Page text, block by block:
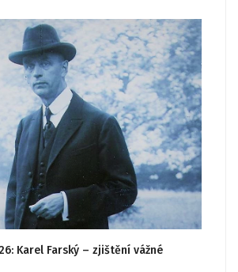
Karel Farský – zjištění vážné